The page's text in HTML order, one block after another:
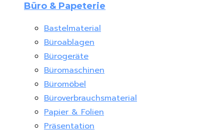
Büro & Papeterie
Bastelmaterial
Büroablagen
Bürogeräte
Büromaschinen
Büromöbel
Büroverbrauchsmaterial
Papier & Folien
Präsentation